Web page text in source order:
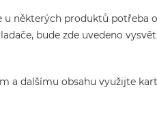
některých produktů potřeba
bude zde uvedeno
a dalšímu obsahu využijte